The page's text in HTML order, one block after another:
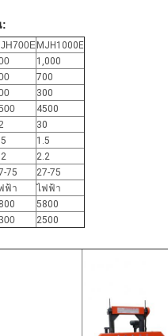
:
MJH1000E
1,000
700
300
4500
30
1.5
2.2
75
27-75
ฟ้า
ไฟฟ้า
5800
2500